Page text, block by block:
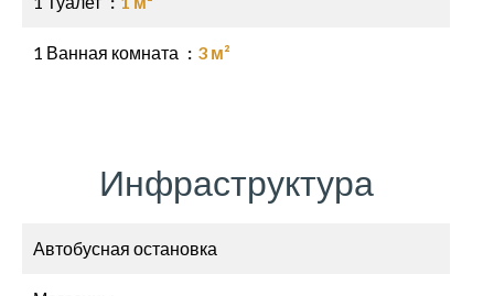
1 Ванная комната 3 м²
Инфраструктура
Автобусная остановка